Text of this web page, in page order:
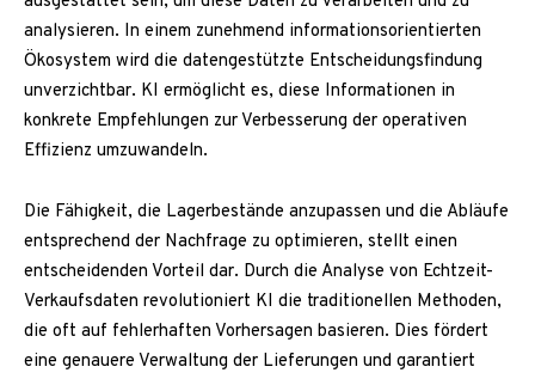
analysieren. In einem zunehmend informationsorientierten
Ökosystem wird die datengestützte Entscheidungsfindung
unverzichtbar. KI ermöglicht es, diese Informationen in
konkrete Empfehlungen zur Verbesserung der operativen
Effizienz umzuwandeln.
Die Fähigkeit, die Lagerbestände anzupassen und die Abläufe
entsprechend der Nachfrage zu optimieren, stellt einen
entscheidenden Vorteil dar. Durch die Analyse von Echtzeit-
Verkaufsdaten revolutioniert KI die traditionellen Methoden,
die oft auf fehlerhaften Vorhersagen basieren. Dies fördert
eine genauere Verwaltung der Lieferungen und garantiert